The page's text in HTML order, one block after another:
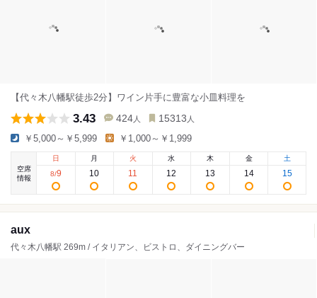
【代々木八幡駅徒歩2分】ワイン片手に豊富な小皿料理を
3.43 424 人 15313 人
￥5,000～￥5,999 ￥1,000～￥1,999
空席
情報
日
8/9
月
10
火
11
水
12
木
13
金
14
土
15
aux
代々木八幡駅 269m / イタリアン、ビストロ、ダイニングバー